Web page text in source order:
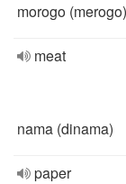
morogo (merogo)
meat
nama (dinama)
paper